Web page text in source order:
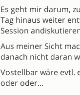
Es geht mir darum,
Tag hinaus weiter
Session
Aus meiner Sicht
danach nicht daran
Vostellbar wäre evtl.
oder oder...